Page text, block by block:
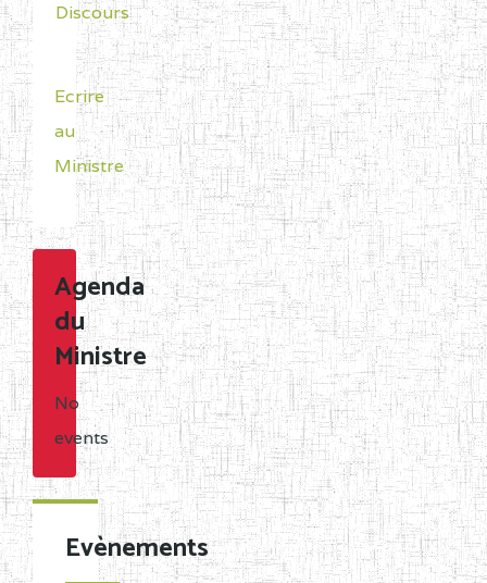
Discours
Ecrire
au
Ministre
Agenda
du
Ministre
No
events
Evènements